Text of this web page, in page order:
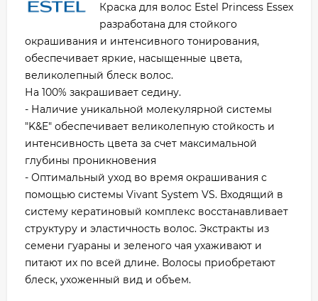
Краска для волос Estel Princess Essex
разработана для стойкого
окрашивания и интенсивного тонирования,
обеспечивает яркие, насыщенные цвета,
великолепный блеск волос.
На 100% закрашивает седину.
- Наличие уникальной молекулярной системы
"K&E" обеспечивает великолепную стойкость и
интенсивность цвета за счет максимальной
глубины проникновения
- Оптимальный уход во время окрашивания с
помощью системы Vivant System VS. Входящий в
систему кератиновый комплекс восстанавливает
структуру и эластичность волос. Экстракты из
семени гуараны и зеленого чая ухаживают и
питают их по всей длине. Волосы приобретают
блеск, ухоженный вид и объем.